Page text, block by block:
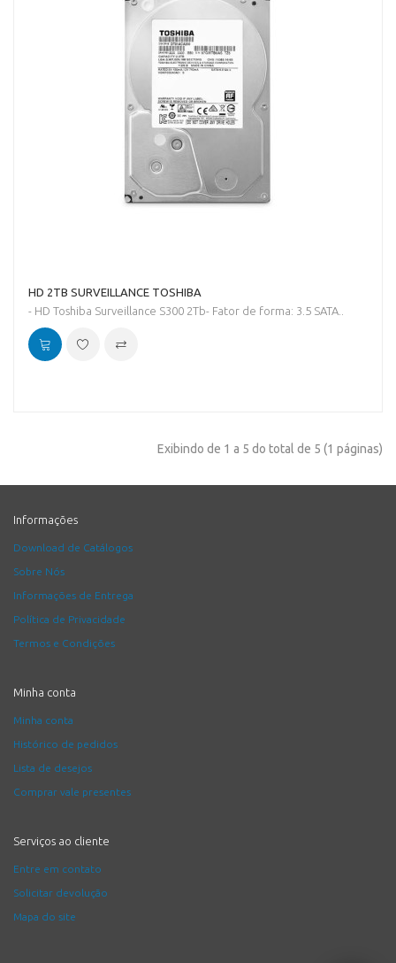
HD 2TB SURVEILLANCE TOSHIBA
- HD Toshiba Surveillance S300 2Tb- Fator de forma: 3.5 SATA..
Exibindo de 1 a 5 do total de 5 (1 páginas)
Informações
Download de Catálogos
Sobre Nós
Informações de Entrega
Política de Privacidade
Termos e Condições
Minha conta
Minha conta
Histórico de pedidos
Lista de desejos
Comprar vale presentes
Serviços ao cliente
Entre em contato
Solicitar devolução
Mapa do site